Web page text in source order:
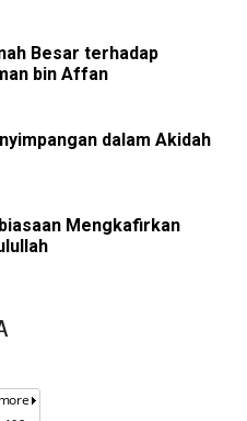
Besar terhadap
bin Affan
dalam Akidah
Mengkafirkan